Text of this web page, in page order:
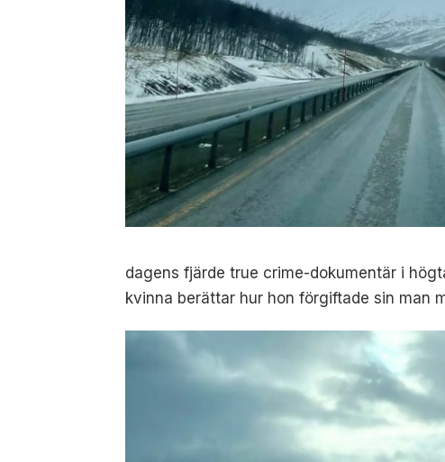
dagens fjärde true crime-dokumentär i
kvinna berättar hur hon förgiftade sin man